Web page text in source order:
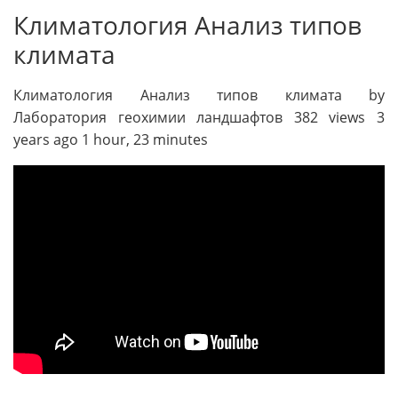
Климатология Анализ типов
климата
Климатология Анализ типов климата by
Лаборатория геохимии ландшафтов 382 views 3
years ago 1 hour, 23 minutes